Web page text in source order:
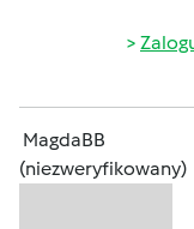
MagdaBB
(niezweryfikowany)